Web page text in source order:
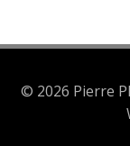
© 2026 Pierre